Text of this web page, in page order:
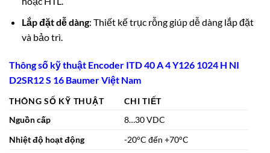
Lắp đặt dễ dàng: Thiết kế trục rỗng giúp dễ dànglắp đặt
và bảo trì.
Thông số kỹ thuật Encoder ITD 40 A 4 Y126 1024 H NI
D2SR12 S 16 Baumer Việt Nam
THÔNG SỐ KỸ THUẬT
CHI TIẾT
Nguồn cấp
8…30 VDC
Nhiệt độ hoạt động
-20°C đến +70°C